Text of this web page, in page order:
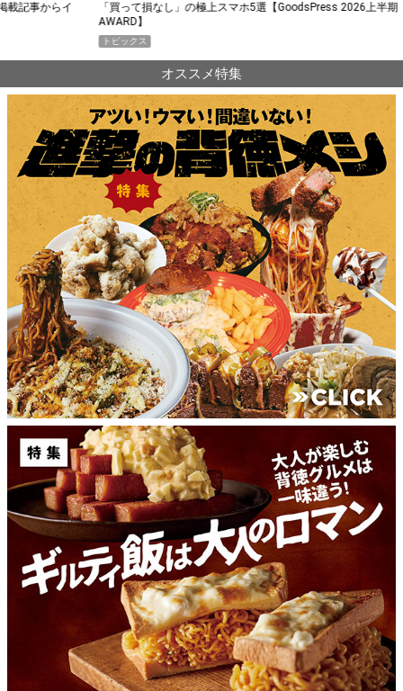
イ
「買って損なし」の極上スマホ5選【GoodsPress 2026上半期
薄着
オススメ特集